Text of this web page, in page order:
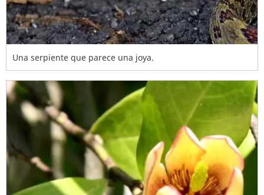
Una serpiente que parece una joya.